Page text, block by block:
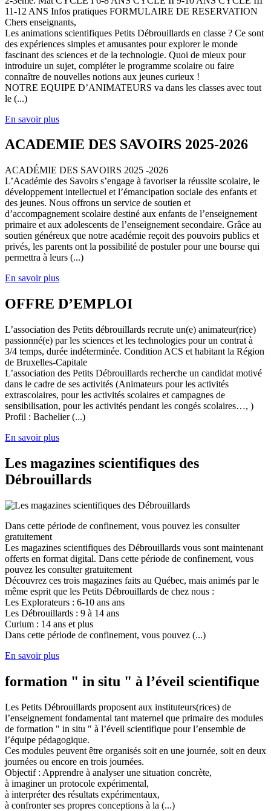
11-12 ANS Infos pratiques FORMULAIRE DE RESERVATION
Chers enseignants,
Les animations scientifiques Petits Débrouillards en classe ? Ce sont
des expériences simples et amusantes pour explorer le monde
fascinant des sciences et de la technologie. Quoi de mieux pour
introduire un sujet, compléter le programme scolaire ou faire
connaître de nouvelles notions aux jeunes curieux !
NOTRE EQUIPE D’ANIMATEURS va dans les classes avec tout
le (...)
En savoir plus
ACADEMIE DES SAVOIRS 2025-2026
ACADÉMIE DES SAVOIRS 2025 -2026
L’Académie des Savoirs s’engage à favoriser la réussite scolaire, le
développement intellectuel et l’émancipation sociale des enfants et
des jeunes. Nous offrons un service de soutien et
d’accompagnement scolaire destiné aux enfants de l’enseignement
primaire et aux adolescents de l’enseignement secondaire. Grâce au
soutien généreux que notre académie reçoit des pouvoirs publics et
privés, les parents ont la possibilité de postuler pour une bourse qui
permettra à leurs (...)
En savoir plus
OFFRE D’EMPLOI
L’association des Petits débrouillards recrute un(e) animateur(rice)
passionné(e) par les sciences et les technologies pour un contrat à
3/4 temps, durée indéterminée. Condition ACS et habitant la Région
de Bruxelles-Capitale
L’association des Petits Débrouillards recherche un candidat motivé
dans le cadre de ses activités (Animateurs pour les activités
extrascolaires, pour les activités scolaires et campagnes de
sensibilisation, pour les activités pendant les congés scolaires…, )
Profil : Bachelier (...)
En savoir plus
Les magazines scientifiques des
Débrouillards
Dans cette période de confinement, vous pouvez les consulter
gratuitement
Les magazines scientifiques des Débrouillards vous sont maintenant
offerts en format digital. Dans cette période de confinement, vous
pouvez les consulter gratuitement
Découvrez ces trois magazines faits au Québec, mais animés par le
même esprit que les Petits Débrouillards de chez nous :
Les Explorateurs : 6-10 ans ans
Les Débrouillards : 9 à 14 ans
Curium : 14 ans et plus
Dans cette période de confinement, vous pouvez (...)
En savoir plus
formation " in situ " à l’éveil scientifique
Les Petits Débrouillards proposent aux instituteurs(rices) de
l’enseignement fondamental tant maternel que primaire des modules
de formation " in situ " à l’éveil scientifique pour l’ensemble de
l’équipe pédagogique.
Ces modules peuvent être organisés soit en une journée, soit en deux
journées ou encore en trois journées.
Objectif : Apprendre à analyser une situation concrète,
à imaginer un protocole expérimental,
à interpréter des résultats expérimentaux,
à confronter ses propres conceptions à la (...)